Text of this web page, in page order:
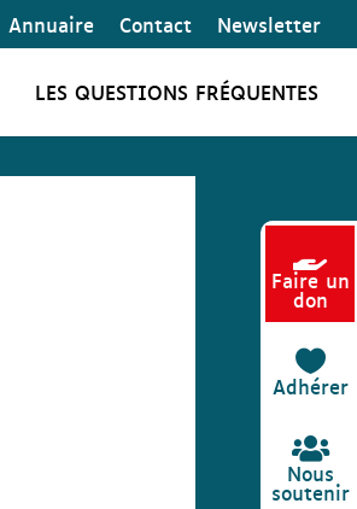
Annuaire Contact Newsletter
LES QUESTIONS FRÉQUENTES

Faire un
don

Adhérer

Nous
soutenir